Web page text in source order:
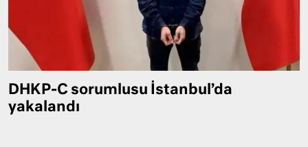
DHKP-C sorumlusu İstanbul’da
yakalandı